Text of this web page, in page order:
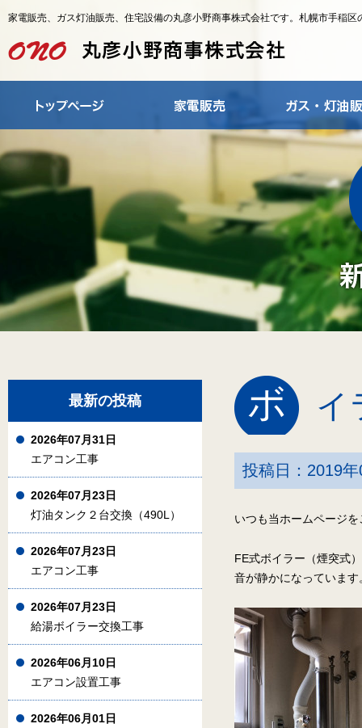
家電販売、ガス灯油販売、住宅設備の丸彦小野商事株式会社です。札幌市手稲区
ボ イ
投稿日：2019
いつも当ホームページ
FE式ボイラー（煙突式
音が静かになっています
最新の投稿
2026年07月31日
エアコン工事
2026年07月23日
灯油タンク２台交換（490L）
2026年07月23日
エアコン工事
2026年07月23日
給湯ボイラー交換工事
2026年06月10日
エアコン設置工事
2026年06月01日